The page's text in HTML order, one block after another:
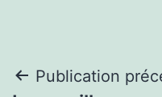
Navigation
Publication